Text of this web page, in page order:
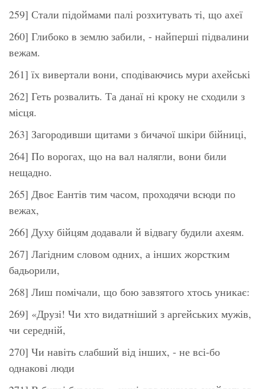
259] Стали підоймами палі розхитувать ті, що ахеї
260] Глибоко в землю забили, - найперші підвалини
вежам.
261] їх вивертали вони, сподіваючись мури ахейські
262] Геть розвалить. Та данаї ні кроку не сходили з
місця.
263] Загородивши щитами з бичачої шкіри бійниці,
264] По ворогах, що на вал налягли, вони били
нещадно.
265] Двоє Еантів тим часом, проходячи всюди по
вежах,
266] Духу бійцям додавали й відвагу будили ахеям.
267] Лагідним словом одних, а інших жорстким
бадьорили,
268] Лиш помічали, що бою завзятого хтось уникає:
269] «Друзі! Чи хто видатніший з аргейських мужів,
чи середній,
270] Чи навіть слабший від інших, - не всі-бо
однакові люди